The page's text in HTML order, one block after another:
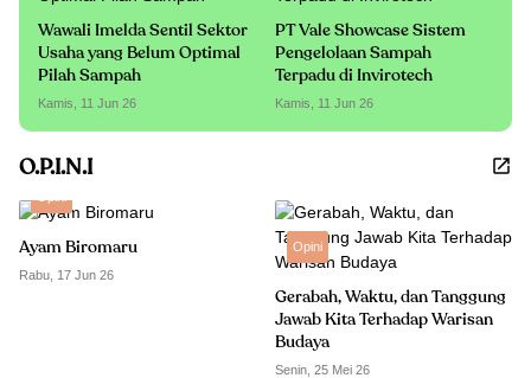
Wawali Imelda Sentil Sektor
Usaha yang Belum Optimal
Pilah Sampah
Kamis, 11 Jun 26
PT Vale Showcase Sistem
Pengelolaan Sampah
Terpadu di Invirotech
Kamis, 11 Jun 26
O.P.I.N.I
Ayam Biromaru
Rabu, 17 Jun 26
Opini
Gerabah, Waktu, dan Tanggung
Jawab Kita Terhadap Warisan
Budaya
Senin, 25 Mei 26